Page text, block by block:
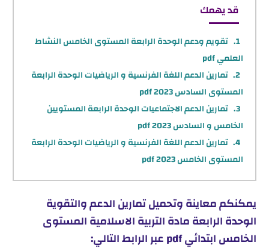
قد يهمك
تقويم ودعم الوحدة الرابعة المستوى الخامس النشاط
العلمي pdf
تمارين الدعم اللغة الفرنسية و الرياضيات الوحدة الرابعة
المستوى السادس 2023 pdf
تمارين الدعم الاجتماعيات الوحدة الرابعة المستويين
الخامس و السادس 2023 pdf
تمارين الدعم اللغة الفرنسية و الرياضيات الوحدة الرابعة
المستوى الخامس 2023 pdf
يمكنكم معاينة وتحميل تمارين الدعم والتقوية
الوحدة الرابعة مادة التربية الاسلامية المستوى
الخامس ابتدائي pdf عبر الرابط التالي: